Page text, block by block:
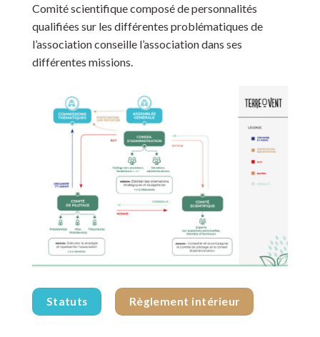
Comité scientifique composé de personnalités
qualifiées sur les différentes problématiques de
l’association conseille l’association dans ses
différentes missions.
Statuts Règlement intérieur